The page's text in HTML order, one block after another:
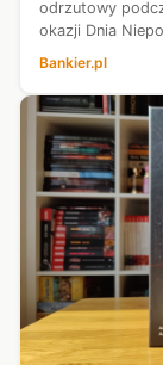
odrzutowy
okazji Dnia
- poinformował
Bankier.pl